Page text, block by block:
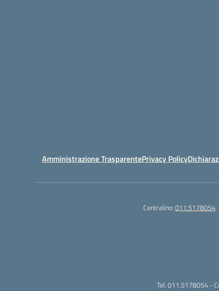
Amministrazione TrasparentePrivacy Policy
Centralino:011.5178054
Tel. 011.5178054 -